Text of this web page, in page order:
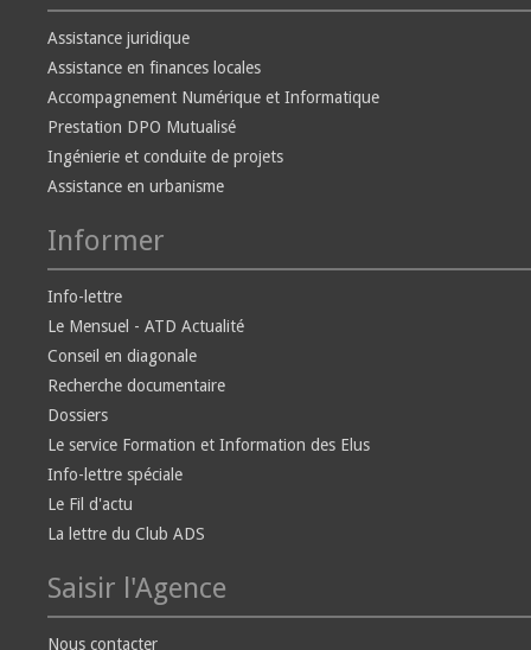
Assistance juridique
Assistance en finances locales
Accompagnement Numérique et Informatique
Prestation DPO Mutualisé
Ingénierie et conduite de projets
Assistance en urbanisme
Informer
Info-lettre
Le Mensuel - ATD Actualité
Conseil en diagonale
Recherche documentaire
Dossiers
Le service Formation et Information des Elus
Info-lettre spéciale
Le Fil d'actu
La lettre du Club ADS
Saisir l'Agence
Nous contacter